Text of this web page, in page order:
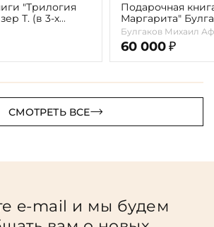
"Трилогия
Т. (в 3-х
Подарочная
Маргарита"
Булгаков Михаил
60 000 ₽
СМОТРЕТЬ ВСЕ
e-mail и мы будем